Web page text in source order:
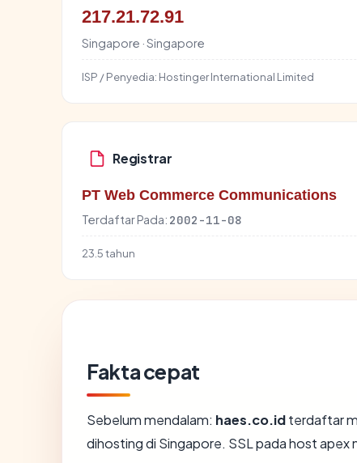
217.21.72.91
Singapore · Singapore
ISP / Penyedia: Hostinger International Limited
Registrar
PT Web Commerce Communications
Terdaftar Pada: 2002-11-08
23.5 tahun
Fakta cepat
Sebelum mendalam: haes.co.idterdaftar
dihosting di Singapore. SSL pada host apex